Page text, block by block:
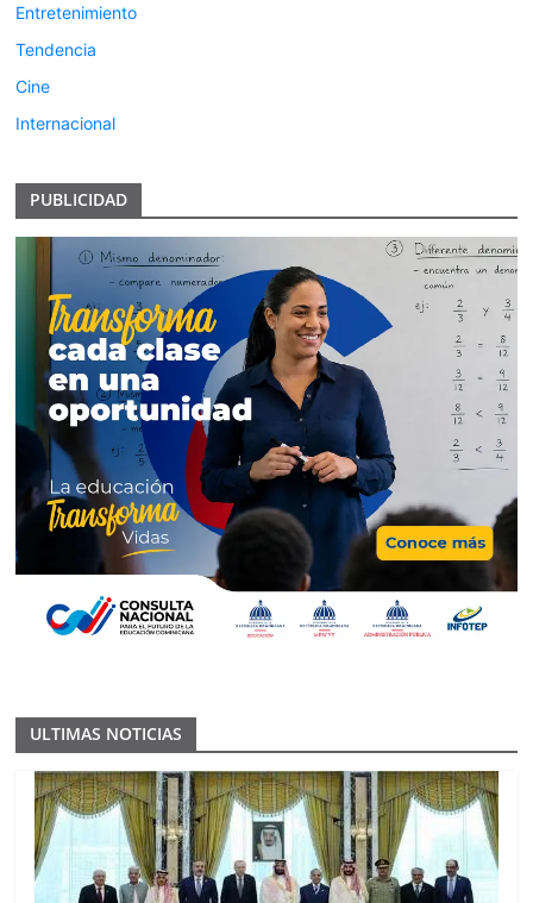
Entretenimiento
Tendencia
Cine
Internacional
PUBLICIDAD
ULTIMAS NOTICIAS